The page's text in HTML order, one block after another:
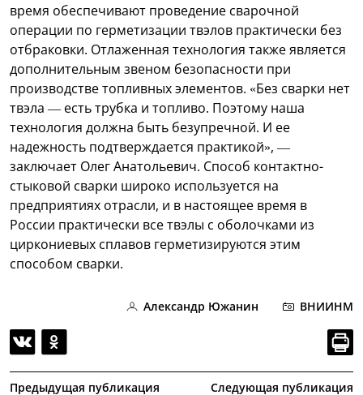
время обеспечивают проведение сварочной
операции по герметизации твэлов практически без
отбраковки. Отлаженная технология также является
дополнительным звеном безопасности при
производстве топливных элементов. «Без сварки нет
твэла — есть трубка и топливо. Поэтому наша
технология должна быть безупречной. И ее
надежность подтверждается практикой», —
заключает Олег Анатольевич. Способ контактно-
стыковой сварки широко используется на
предприятиях отрасли, и в настоящее время в
России практически все твэлы с оболочками из
циркониевых сплавов герметизируются этим
способом сварки.
Александр Южанин ВНИИНМ
Предыдущая публикация Следующая публикация